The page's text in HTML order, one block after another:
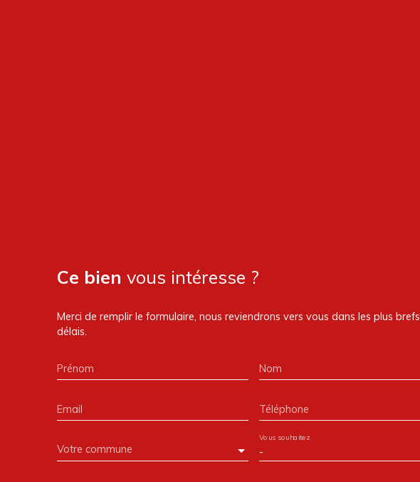
Ce bien vous intéresse ?
Merci de remplir le formulaire, nous reviendrons vers vous dans les plus brefs
délais.
Prénom Nom
Email Téléphone
Votre commune -
Vous souhaitez